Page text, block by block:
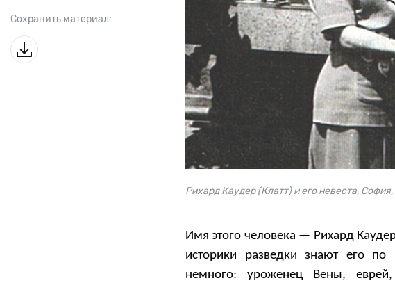
Сохранить материал:
Рихард Каудер (Клатт) и его невеста,
Имя этого человека — Рихард
историки разведки знают его
немного: уроженец Вены,